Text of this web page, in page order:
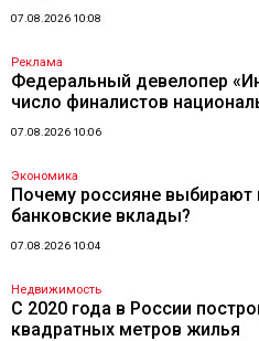
07.08.2026 10:08
Реклама
Федеральный девелопер
число финалистов
07.08.2026 10:06
Экономика
Почему россияне выбирают
банковские вклады?
07.08.2026 10:04
Недвижимость
С 2020 года в России
квадратных метров жилья